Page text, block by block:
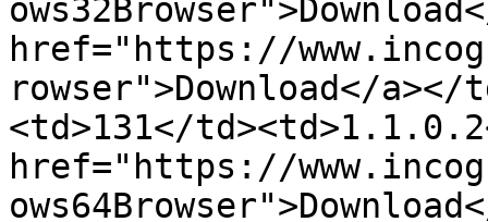
href="https://
rowser">Download</
<td>131</
href="https://